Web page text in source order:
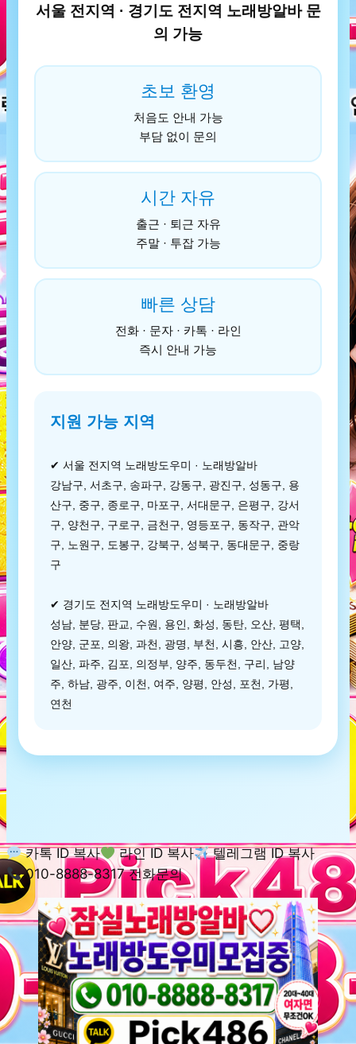
서울 전지역 · 경기도 전지역 노래방알바 문
의 가능
초보 환영
처음도 안내 가능
부담 없이 문의
시간 자유
출근 · 퇴근 자유
주말 · 투잡 가능
빠른 상담
전화 · 문자 · 카톡 · 라인
즉시 안내 가능
지원 가능 지역
✔ 서울 전지역 노래방도우미 · 노래방알바
강남구, 서초구, 송파구, 강동구, 광진구, 성동구, 용
산구, 중구, 종로구, 마포구, 서대문구, 은평구, 강서
구, 양천구, 구로구, 금천구, 영등포구, 동작구, 관악
구, 노원구, 도봉구, 강북구, 성북구, 동대문구, 중랑
구
✔ 경기도 전지역 노래방도우미 · 노래방알바
성남, 분당, 판교, 수원, 용인, 화성, 동탄, 오산, 평택,
안양, 군포, 의왕, 과천, 광명, 부천, 시흥, 안산, 고양,
일산, 파주, 김포, 의정부, 양주, 동두천, 구리, 남양
주, 하남, 광주, 이천, 여주, 양평, 안성, 포천, 가평,
연천
카톡 ID 복사 라인 ID 복사
텔레그램 ID 복사
010-8888-8317 전화문의